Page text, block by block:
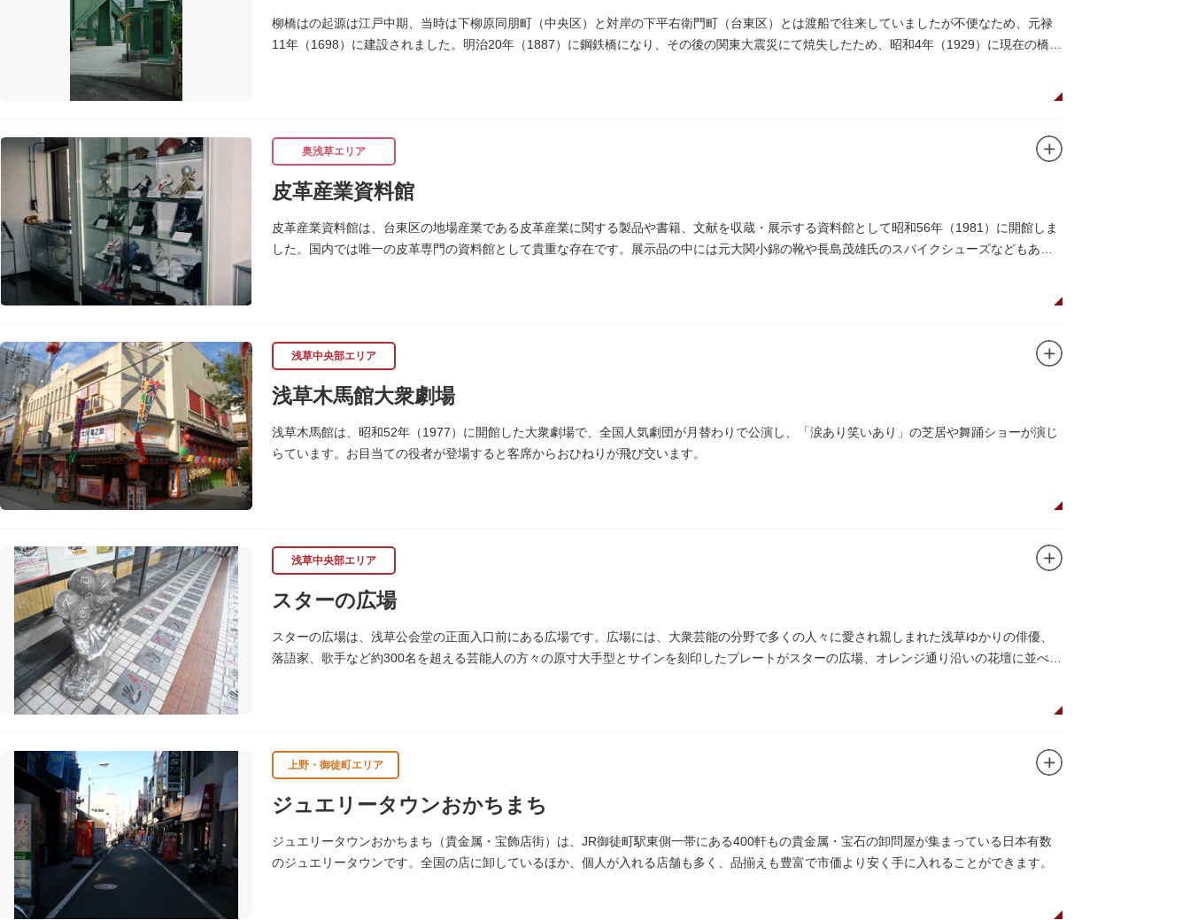
柳橋はの起源は江戸中期、当時は下柳原同朋町（中央区）と対岸の下平右衛門町（台東区）とは渡船で往来していましたが不便なため、元禄
11年（1698）に建設されました。明治20年（1887）に鋼鉄橋になり、その後の関東大震災にて焼失したため、昭和4年（1929）に現在の橋が
奥浅草エリア
皮革産業資料館
皮革産業資料館は、台東区の地場産業である皮革産業に関する製品や書籍、文献を収蔵・展示する資料館として昭和56年（1981）に開館しま
した。国内では唯一の皮革専門の資料館として貴重な存在です。展示品の中には元大関小錦の靴や長島茂雄氏のスパイクシューズなどもあり
浅草中央部エリア
浅草木馬館大衆劇場
浅草木馬館は、昭和52年（1977）に開館した大衆劇場で、全国人気劇団が月替わりで公演し、「涙あり笑いあり」の芝居や舞踊ショーが演じ
らています。お目当ての役者が登場すると客席からおひねりが飛び交います。
浅草中央部エリア
スターの広場
スターの広場は、浅草公会堂の正面入口前にある広場です。広場には、大衆芸能の分野で多くの人々に愛され親しまれた浅草ゆかりの俳優、
落語家、歌手など約300名を超える芸能人の方々の原寸大手型とサインを刻印したプレートがスターの広場、オレンジ通り沿いの花壇に並べら
上野・御徒町エリア
ジュエリータウンおかちまち
ジュエリータウンおかちまち（貴金属・宝飾店街）は、JR御徒町駅東側一帯にある400軒もの貴金属・宝石の卸問屋が集まっている日本有数
のジュエリータウンです。全国の店に卸しているほか、個人が入れる店舗も多く、品揃えも豊富で市価より安く手に入れることができます。